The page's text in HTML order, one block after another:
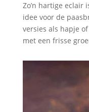
Zo’n hartige eclair
idee voor de
versies als hapje
met een frisse